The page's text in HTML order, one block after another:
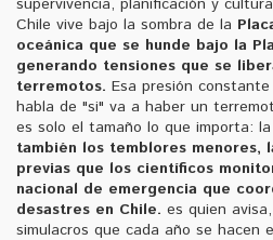
Chile vive bajo la sombra de la
oceánica que se hunde bajo la
generando tensiones que se
terremotos. Esa presión
habla de "si" va a haber un
es solo el tamaño lo que importa: la
también los temblores menores,
previas que los científicos
nacional de emergencia que
desastres en Chile. es quien
simulacros que cada año se hacen